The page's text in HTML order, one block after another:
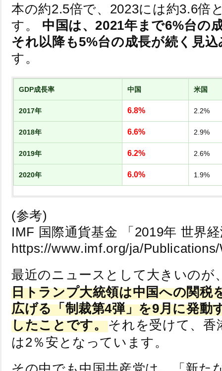
本の約2.5倍で、2023には約3.6倍
す。 中国は、2021年まで6%台の
それ以降も5%台の成長が続く見込
す。
GDP成長率 中国 米国
2017年 6.8% 2.2%
2018年 6.6% 2.9%
2019年 6.2% 2.6%
2020年 6.0% 1.9%
(参考)
IMF 国際通貨基金 「2019年 世界
https://www.imf.org/ja/
最近のニュースとして大きいのが
日トランプ大統領は中国への関税
広げる「制裁第4弾」を9月に発動
したことです。それを受けて、香
は2％安となっています。